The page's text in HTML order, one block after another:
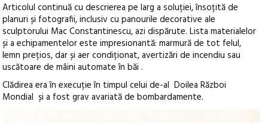
Articolul continuă cu descrierea pe larg a soluției, însoțită de
planuri și fotografii, inclusiv cu panourile decorative ale
sculptorului Mac Constantinescu, azi dispărute. Lista materialelor
și a echipamentelor este impresionantă: marmură de tot felul,
lemn prețios, dar și aer condiționat, avertizări de incendiu sau
uscătoare de mâini automate în băi .
Clădirea era în execuție în timpul celui de-al Doilea Război
Mondial și a fost grav avariată de bombardamente.